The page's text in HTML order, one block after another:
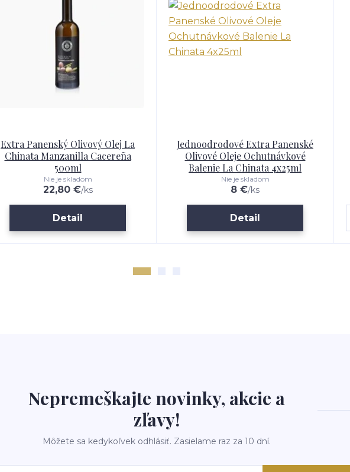
Extra Panenský Olivový Olej La
Chinata Manzanilla Cacereña
500ml
22,80 €/ks
Nie je skladom
Detail
Jednoodrodové Extra Panenské
Olivové Oleje Ochutnávkové
Balenie La Chinata 4x25ml
8 €/ks
Nie je skladom
Detail
Nepremeškajte novinky, akcie a
zľavy!
Môžete sa kedykoľvek odhlásiť. Zasielame raz za 10 dní.